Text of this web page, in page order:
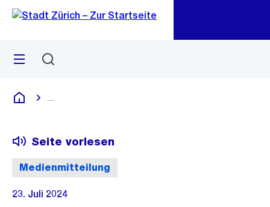
Navigation
Sprunglink
Menü
Deutsch
Medienmitteilung
Seite vorlesen
23. Juli 2024